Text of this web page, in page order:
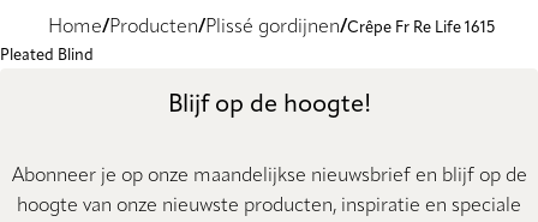
Home Producten Plissé gordijnen Crêpe Fr Re Life 1615
Pleated Blind
Blijf op de hoogte!
Abonneer je op onze maandelijkse nieuwsbrief en blijf op de
hoogte van onze nieuwste producten, inspiratie en speciale